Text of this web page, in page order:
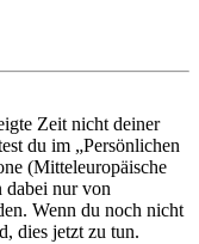
Zeit nicht deiner
du im „Persönlichen
(Mitteleuropäische
dabei nur von
Wenn du noch nicht
dies jetzt zu tun.